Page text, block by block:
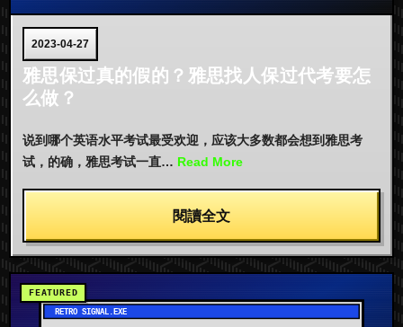
2023-04-27
雅思保过真的假的？雅思找人保过代考要怎
么做？
说到哪个英语水平考试最受欢迎，应该大多数都会想到雅思考
试，的确，雅思考试一直… Read More
閱讀全文